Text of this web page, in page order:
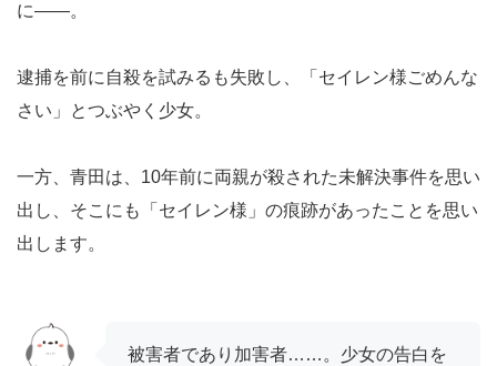
に——。
逮捕を前に自殺を試みるも失敗し、「セイレン様ごめんな
さい」とつぶやく少女。
一方、青田は、10年前に両親が殺された未解決事件を思い
出し、そこにも「セイレン様」の痕跡があったことを思い
出します。
被害者であり加害者……。少女の告白を